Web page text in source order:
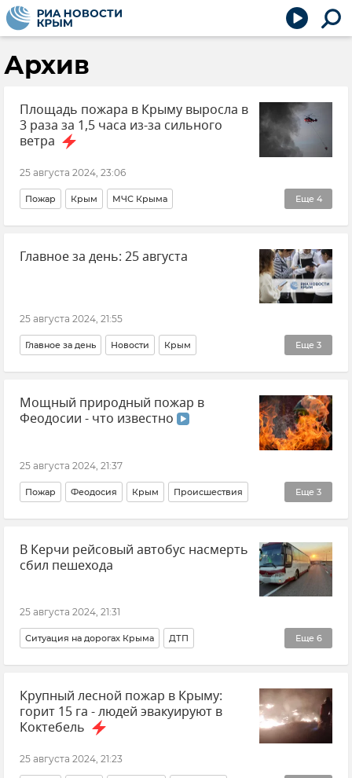
Архив
Площадь пожара в Крыму выросла в
3 раза за 1,5 часа из-за сильного
ветра
25 августа 2024, 23:06
Еще 4
Пожар Крым МЧС Крыма
ГУ МЧС РФ по Республике Крым
МЧС РФ (Министерство чрезвычайных ситуаций Российской Федерации)
Главное за день: 25 августа
25 августа 2024, 21:55
Еще 3
Главное за день Новости Крым
Новости Крыма В мире Общество
Мощный природный пожар в
Феодосии - что известно
25 августа 2024, 21:37
Еще 3
Пожар Феодосия Крым Происшествия
МЧС Крыма ГУ МЧС РФ по Республике Крым
МЧС РФ (Министерство чрезвычайных ситуаций Российской Федерации)
В Керчи рейсовый автобус насмерть
сбил пешехода
25 августа 2024, 21:31
Еще 6
Ситуация на дорогах Крыма ДТП
ДТП в Крыму и Севастополе Крым Керчь
Новороссийск Происшествия Новости Крыма
Крупный лесной пожар в Крыму:
горит 15 га - людей эвакуируют в
Коктебель
25 августа 2024, 21:23